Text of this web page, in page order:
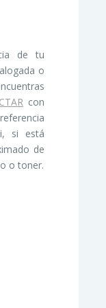
de tu
o
con
si está
de
o toner.